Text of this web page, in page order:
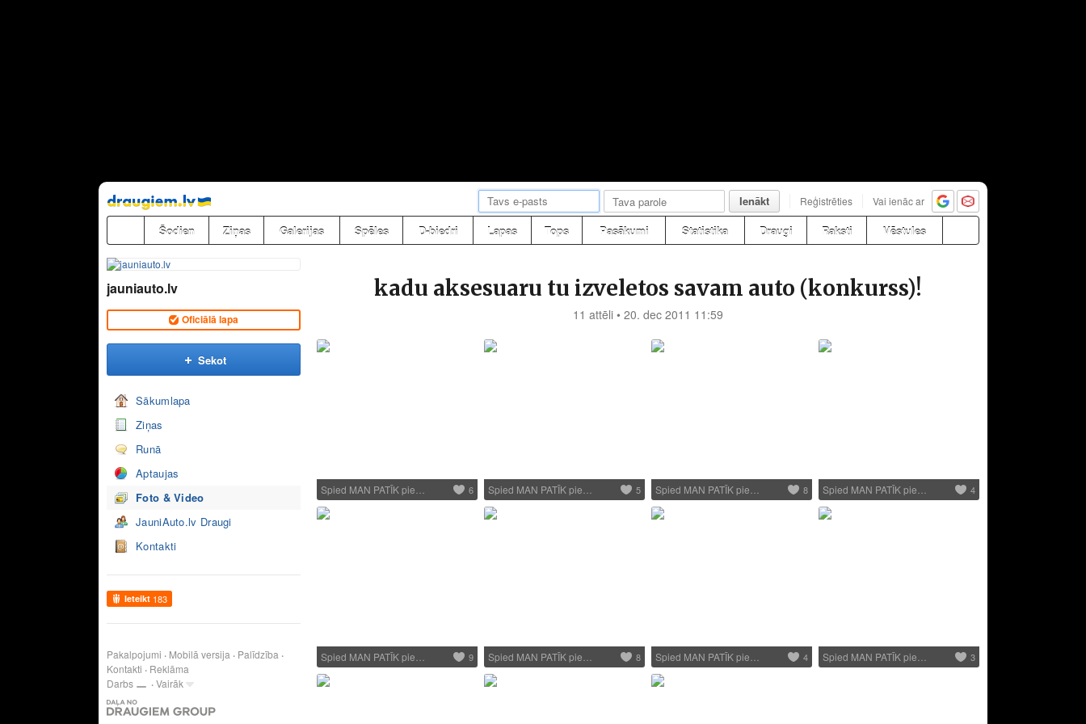
Pāriet
uz
saturu
Ienākt Reģistrēties Vai ienāc ar
Šodien Ziņas Galerijas Spēles D-biedri Lapas Tops Pasākumi Statistika Draugi Raksti Vēstules
jauniauto.lv
Oficiālā lapa
Sekot
Sākumlapa
Ziņas
Runā
Aptaujas
Foto & Video
JauniAuto.lv Draugi
Kontakti
Ieteikt 183
Pakalpojumi Mobilā versija
Palīdzība
Kontakti
Reklāma
Darbs
Vairāk
kadu aksesuaru tu izveletos savam auto (konkurss)!
11 attēli • 20. dec 2011 11:59
Spied MAN PATĪK pie… 6 Spied MAN PATĪK pie… 5 Spied MAN PATĪK pie… 8 Spied MAN PATĪK pie… 4
Spied MAN PATĪK pie… 9 Spied MAN PATĪK pie… 8 Spied MAN PATĪK pie… 4 Spied MAN PATĪK pie… 3